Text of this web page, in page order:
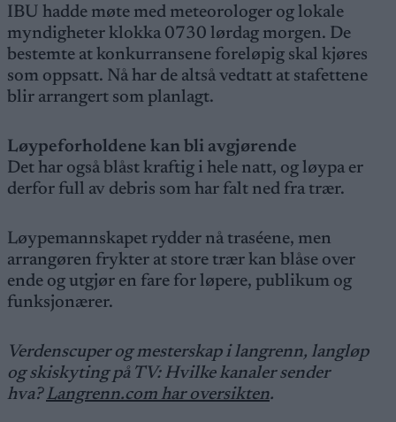
IBU hadde møte med meteorologer og lokale
myndigheter klokka 0730 lørdag morgen. De
bestemte at konkurransene foreløpig skal kjøres
som oppsatt. Nå har de altså vedtatt at stafettene
blir arrangert som planlagt.
Løypeforholdene kan bli avgjørende
Det har også blåst kraftig i hele natt, og løypa er
derfor full av debris som har falt ned fra trær.
Løypemannskapet rydder nå traséene, men
arrangøren frykter at store trær kan blåse over
ende og utgjør en fare for løpere, publikum og
funksjonærer.
Verdenscuper og mesterskap i langrenn, langløp
og skiskyting på TV: Hvilke kanaler sender
hva?Langrenn.com har oversikten.